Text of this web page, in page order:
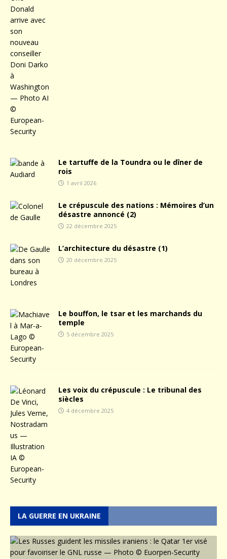
Le tartuffe de la Toundra ou le dîner de
rois
1 avril 2026
Le crépuscule des nations : Mémoires d’un
désastre annoncé (2)
22 décembre 2025
L’architecture du désastre (1)
20 décembre 2025
Le bouffon, le tsar et les marchands du
temple
5 décembre 2025
Les voix du crépuscule : Le tribunal des
siècles
4 décembre 2025
LA GUERRE EN UKRAINE